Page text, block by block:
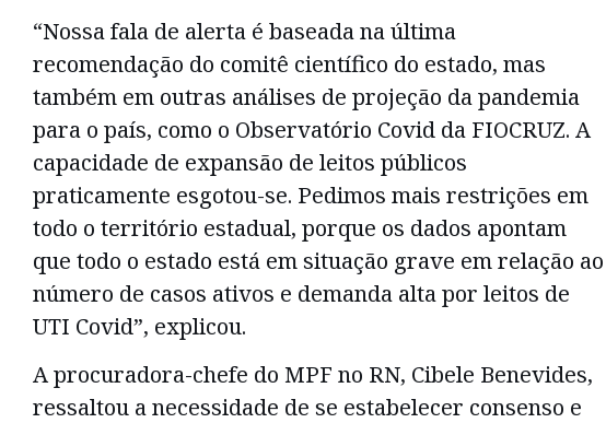
“Nossa fala de alerta é baseada na última
recomendação do comitê científico do estado, mas
também em outras análises de projeção da pandemia
para o país, como o Observatório Covid da FIOCRUZ. A
capacidade de expansão de leitos públicos
praticamente esgotou-se. Pedimos mais restrições em
todo o território estadual, porque os dados apontam
que todo o estado está em situação grave em relação ao
número de casos ativos e demanda alta por leitos de
UTI Covid”, explicou.
A procuradora-chefe do MPF no RN, Cibele Benevides,
ressaltou a necessidade de se estabelecer consenso e